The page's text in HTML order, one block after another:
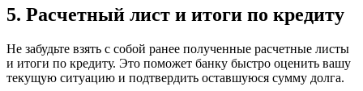
5. Расчетный лист и итоги по кредиту
Не забудьте взять с собой ранее полученные расчетные листы
и итоги по кредиту. Это поможет банку быстро оценить вашу
текущую ситуацию и подтвердить оставшуюся сумму долга.